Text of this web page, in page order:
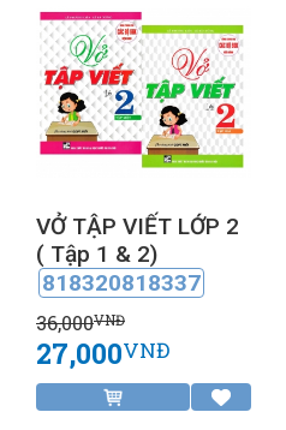
VỞ TẬP VIẾT LỚP 2
( Tập 1 & 2)
818320818337
36,000VNĐ
27,000VNĐ